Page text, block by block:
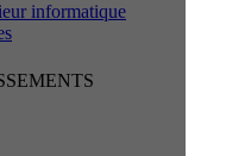
informatique